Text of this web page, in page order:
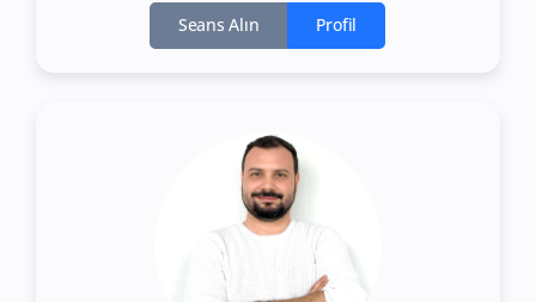
Seans Alın Profil